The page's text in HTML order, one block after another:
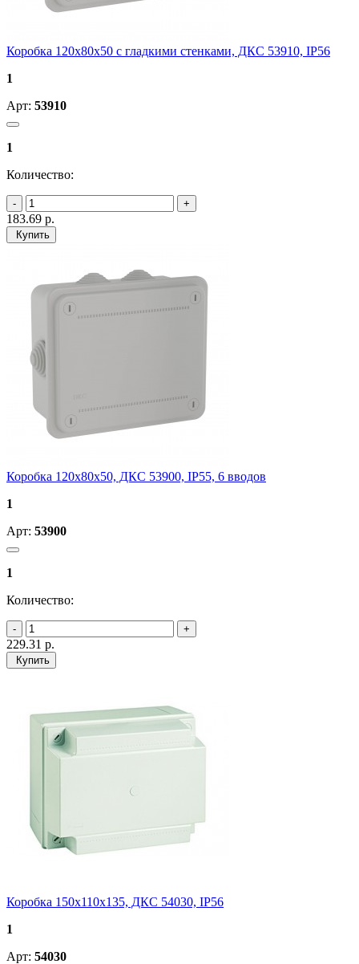
Коробка 120х80х50 с гладкими стенками, ДКС 53910, IP56
1
Арт: 53910
1
Количество:
183.69 р.
Купить
Коробка 120х80х50, ДКС 53900, IP55, 6 вводов
1
Арт: 53900
1
Количество:
229.31 р.
Купить
Коробка 150х110х135, ДКС 54030, IP56
1
Арт: 54030